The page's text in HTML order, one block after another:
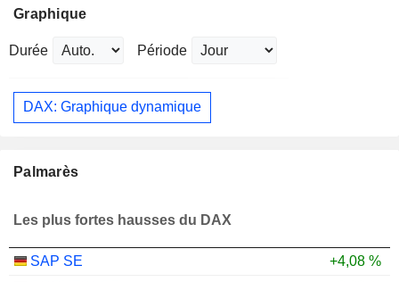
Graphique
Durée Période
DAX: Graphique dynamique
Palmarès
Les plus fortes hausses du DAX
SAP SE
+4,08 %